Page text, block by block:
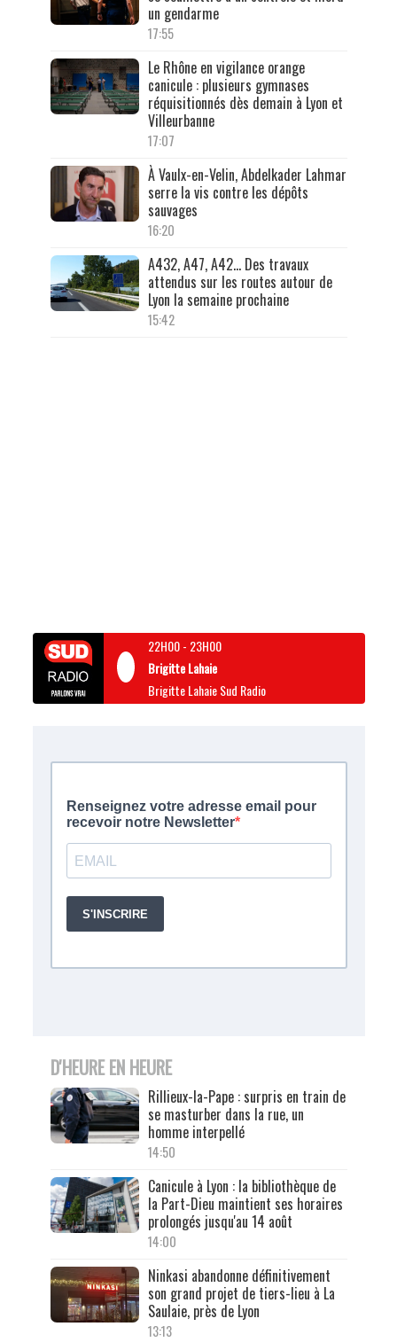
un gendarme
17:55
Le Rhône en vigilance orange
canicule : plusieurs gymnases
réquisitionnés dès demain à Lyon et
Villeurbanne
17:07
À Vaulx-en-Velin, Abdelkader Lahmar
serre la vis contre les dépôts
sauvages
16:20
A432, A47, A42… Des travaux
attendus sur les routes autour de
Lyon la semaine prochaine
15:42
22H00- 23H00
Brigitte Lahaie
Brigitte Lahaie Sud Radio
D'HEURE EN HEURE
Rillieux-la-Pape : surpris en train de
se masturber dans la rue, un
homme interpellé
14:50
Canicule à Lyon : la bibliothèque de
la Part-Dieu maintient ses horaires
prolongés jusqu'au 14 août
14:00
Ninkasi abandonne définitivement
son grand projet de tiers-lieu à La
Saulaie, près de Lyon
13:13